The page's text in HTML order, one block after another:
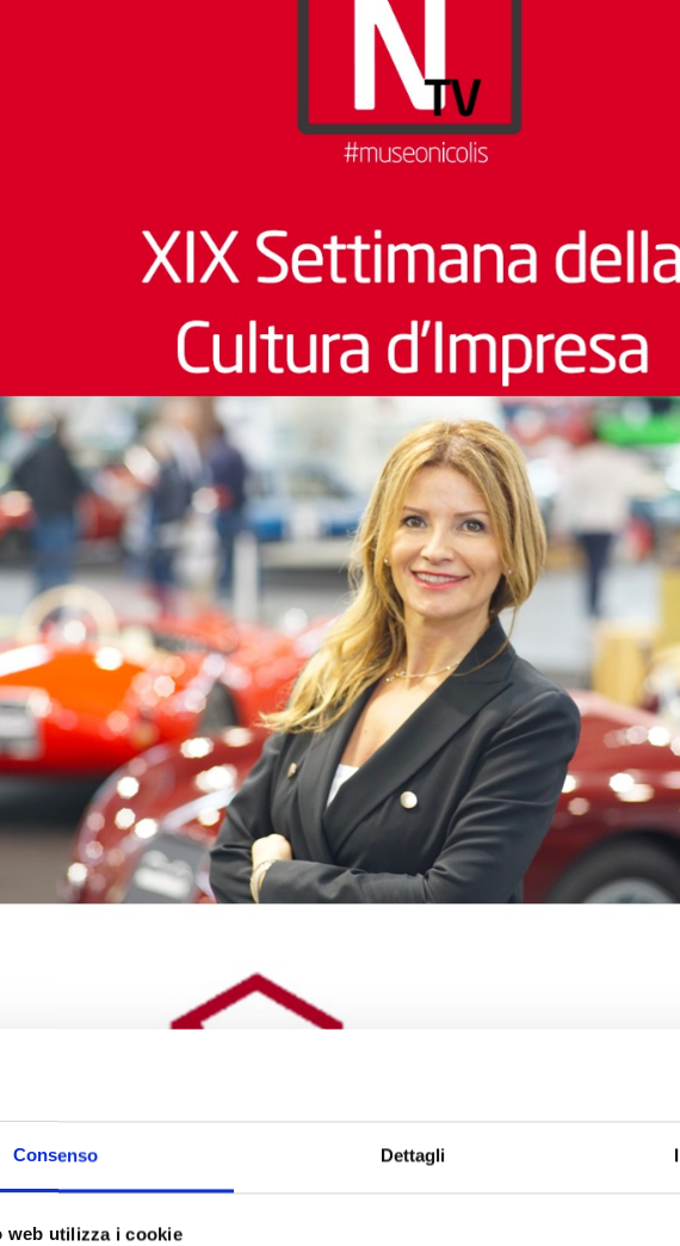
Consenso Dettagli
web utilizza i cookie